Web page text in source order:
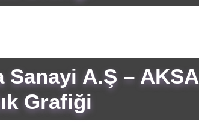
A.Ş – AKSA
Grafiği